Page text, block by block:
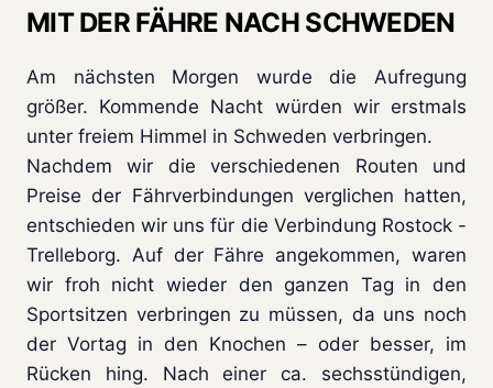
MIT DER FÄHRE NACH SCHWEDEN
Am nächsten Morgen wurde die Aufregung
größer. Kommende Nacht würden wir erstmals
unter freiem Himmel in Schweden verbringen.
Nachdem wir die verschiedenen Routen und
Preise der Fährverbindungen verglichen hatten,
entschieden wir uns für die Verbindung Rostock -
Trelleborg. Auf der Fähre angekommen, waren
wir froh nicht wieder den ganzen Tag in den
Sportsitzen verbringen zu müssen, da uns noch
der Vortag in den Knochen – oder besser, im
Rücken hing. Nach einer ca. sechsstündigen,